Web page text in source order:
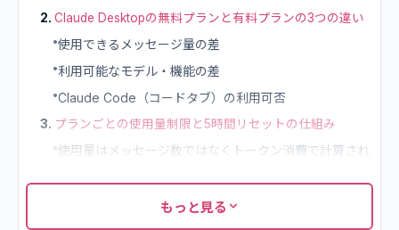
2. Claude Desktopの無料プランと有料プランの3つの違い
•使用できるメッセージ量の差
•利用可能なモデル・機能の差
•Claude Code（コードタブ）の利用可否
3. プランごとの使用量制限と5時間リセットの仕組み
•使用量はメッセージ数ではなくトークン消費で計算され
もっと見る